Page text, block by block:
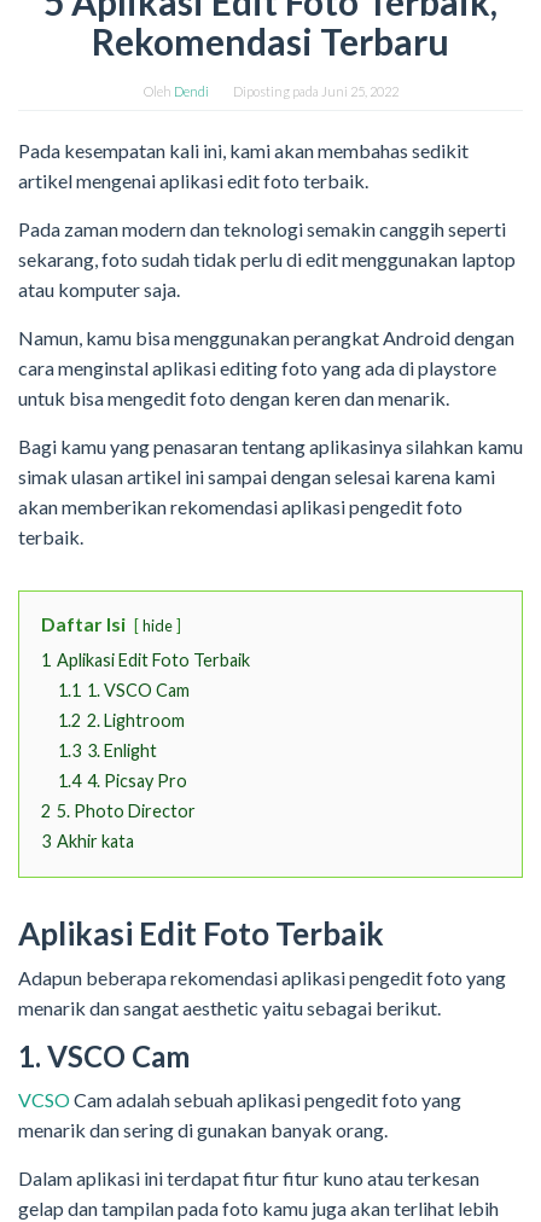
Rekomendasi Terbaru
Oleh Dendi Diposting pada Juni 25, 2022
Pada kesempatan kali ini, kami akan membahas sedikit
artikel mengenai aplikasi edit foto terbaik.
Pada zaman modern dan teknologi semakin canggih seperti
sekarang, foto sudah tidak perlu di edit menggunakan laptop
atau komputer saja.
Namun, kamu bisa menggunakan perangkat Android dengan
cara menginstal aplikasi editing foto yang ada di playstore
untuk bisa mengedit foto dengan keren dan menarik.
Bagi kamu yang penasaran tentang aplikasinya silahkan kamu
simak ulasan artikel ini sampai dengan selesai karena kami
akan memberikan rekomendasi aplikasi pengedit foto
terbaik.
Daftar Isi hide
1 Aplikasi Edit Foto Terbaik
1.1 1. VSCO Cam
1.2 2. Lightroom
1.3 3. Enlight
1.4 4. Picsay Pro
2 5. Photo Director
3 Akhir kata
Aplikasi Edit Foto Terbaik
Adapun beberapa rekomendasi aplikasi pengedit foto yang
menarik dan sangat aesthetic yaitu sebagai berikut.
1. VSCO Cam
VCSOCam adalah sebuah aplikasi pengedit foto yang
menarik dan sering di gunakan banyak orang.
Dalam aplikasi ini terdapat fitur fitur kuno atau terkesan
gelap dan tampilan pada foto kamu juga akan terlihat lebih